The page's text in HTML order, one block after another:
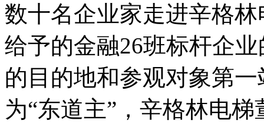
数十名企业家走进辛格
给予的金融26班标杆企
的目的地和参观对象第
为“东道主”，辛格林电